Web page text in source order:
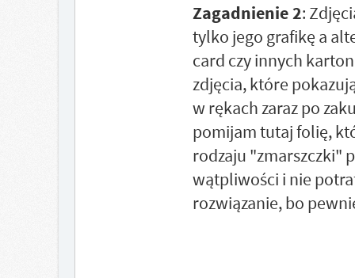
Zagadnienie 2:
tylko jego grafikę a
card czy innych
zdjęcia, które
w rękach zaraz po
pomijam tutaj folię,
rodzaju "zmarszczki"
wątpliwości i nie
rozwiązanie, bo